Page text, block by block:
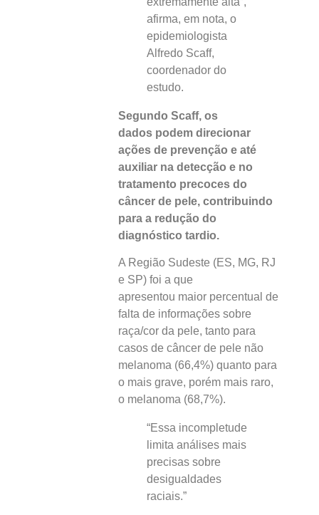
afirma, em nota, o
epidemiologista
Alfredo Scaff,
coordenador do
estudo.
Segundo Scaff, os
dados podem direcionar
ações de prevenção e até
auxiliar na detecção e no
tratamento precoces do
câncer de pele, contribuindo
para a redução do
diagnóstico tardio.
A Região Sudeste (ES, MG, RJ
e SP) foi a que
apresentou maior percentual de
falta de informações sobre
raça/cor da pele, tanto para
casos de câncer de pele não
melanoma (66,4%) quanto para
o mais grave, porém mais raro,
o melanoma (68,7%).
“Essa incompletude
limita análises mais
precisas sobre
desigualdades
raciais.”